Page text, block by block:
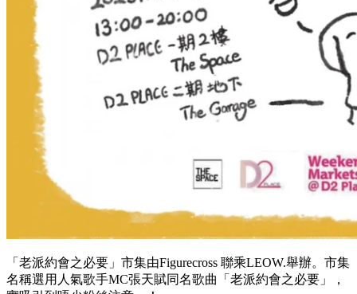
「老派約會之必要」市集由Figurecross 聯乘LEOW.舉辦。市集
名稱選用人氣歌手MC張天賦同名歌曲「老派約會之必要」，